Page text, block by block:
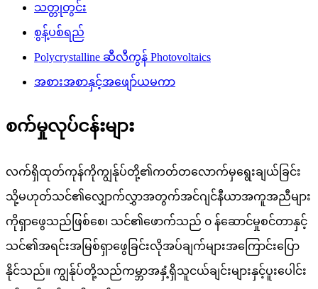
သတ္တုတွင်း
စွန့်ပစ်ရည်
Polycrystalline ဆီလီကွန် Photovoltaics
အစားအစာနှင့်အဖျော်ယမကာ
စက်မှုလုပ်ငန်းများ
လက်ရှိထုတ်ကုန်ကိုကျွန်ုပ်တို့၏ကတ်တလောက်မှရွေးချယ်ခြင်း
သို့မဟုတ်သင်၏လျှောက်လွှာအတွက်အင်ဂျင်နီယာအကူအညီများ
ကိုရှာဖွေသည်ဖြစ်စေ၊ သင်၏ဖောက်သည် ၀ န်ဆောင်မှုစင်တာနှင့်
သင်၏အရင်းအမြစ်ရှာဖွေခြင်းလိုအပ်ချက်များအကြောင်းပြော
နိုင်သည်။ ကျွန်ုပ်တို့သည်ကမ္ဘာအနှံ့ရှိသူငယ်ချင်းများနှင့်ပူးပေါင်း